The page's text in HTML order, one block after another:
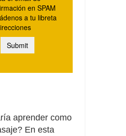
aprender como
En esta